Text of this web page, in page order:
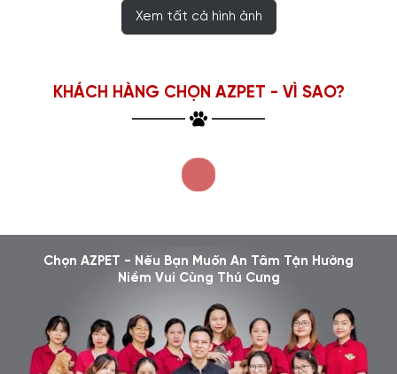
Xem tất cả hình ảnh
KHÁCH HÀNG CHỌN AZPET - VÌ SAO?
Chọn AZPET - Nếu Bạn Muốn An Tâm Tận Hưởng
Niềm Vui Cùng Thú Cưng